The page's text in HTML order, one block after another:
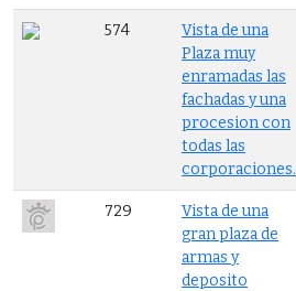
574
Vista de una
Plaza muy
enramadas las
fachadas y una
procesion con
todas las
corporaciones.
729
Vista de una
gran plaza de
armas y
deposito